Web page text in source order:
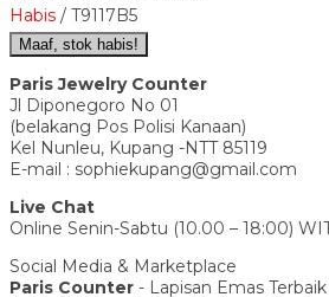
Habis / T9117B5
Maaf, stok habis!
Paris Jewelry Counter
Jl Diponegoro No 01
(belakang Pos Polisi Kanaan)
Kel Nunleu, Kupang -NTT 85119
E-mail : sophiekupang@gmail.com
Live Chat
Online Senin-Sabtu (10.00 – 18:00)
Social Media & Marketplace
Paris Counter - Lapisan Emas